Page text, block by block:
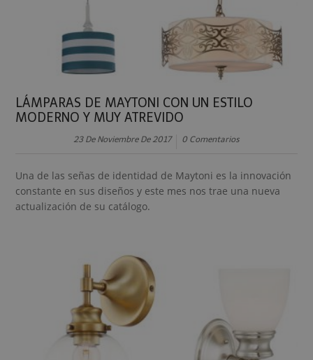
LÁMPARAS DE MAYTONI CON UN ESTILO
MODERNO Y MUY ATREVIDO
23 De Noviembre De 2017 0 Comentarios
Una de las señas de identidad de Maytoni es la innovación
constante en sus diseños y este mes nos trae una nueva
actualización de su catálogo.